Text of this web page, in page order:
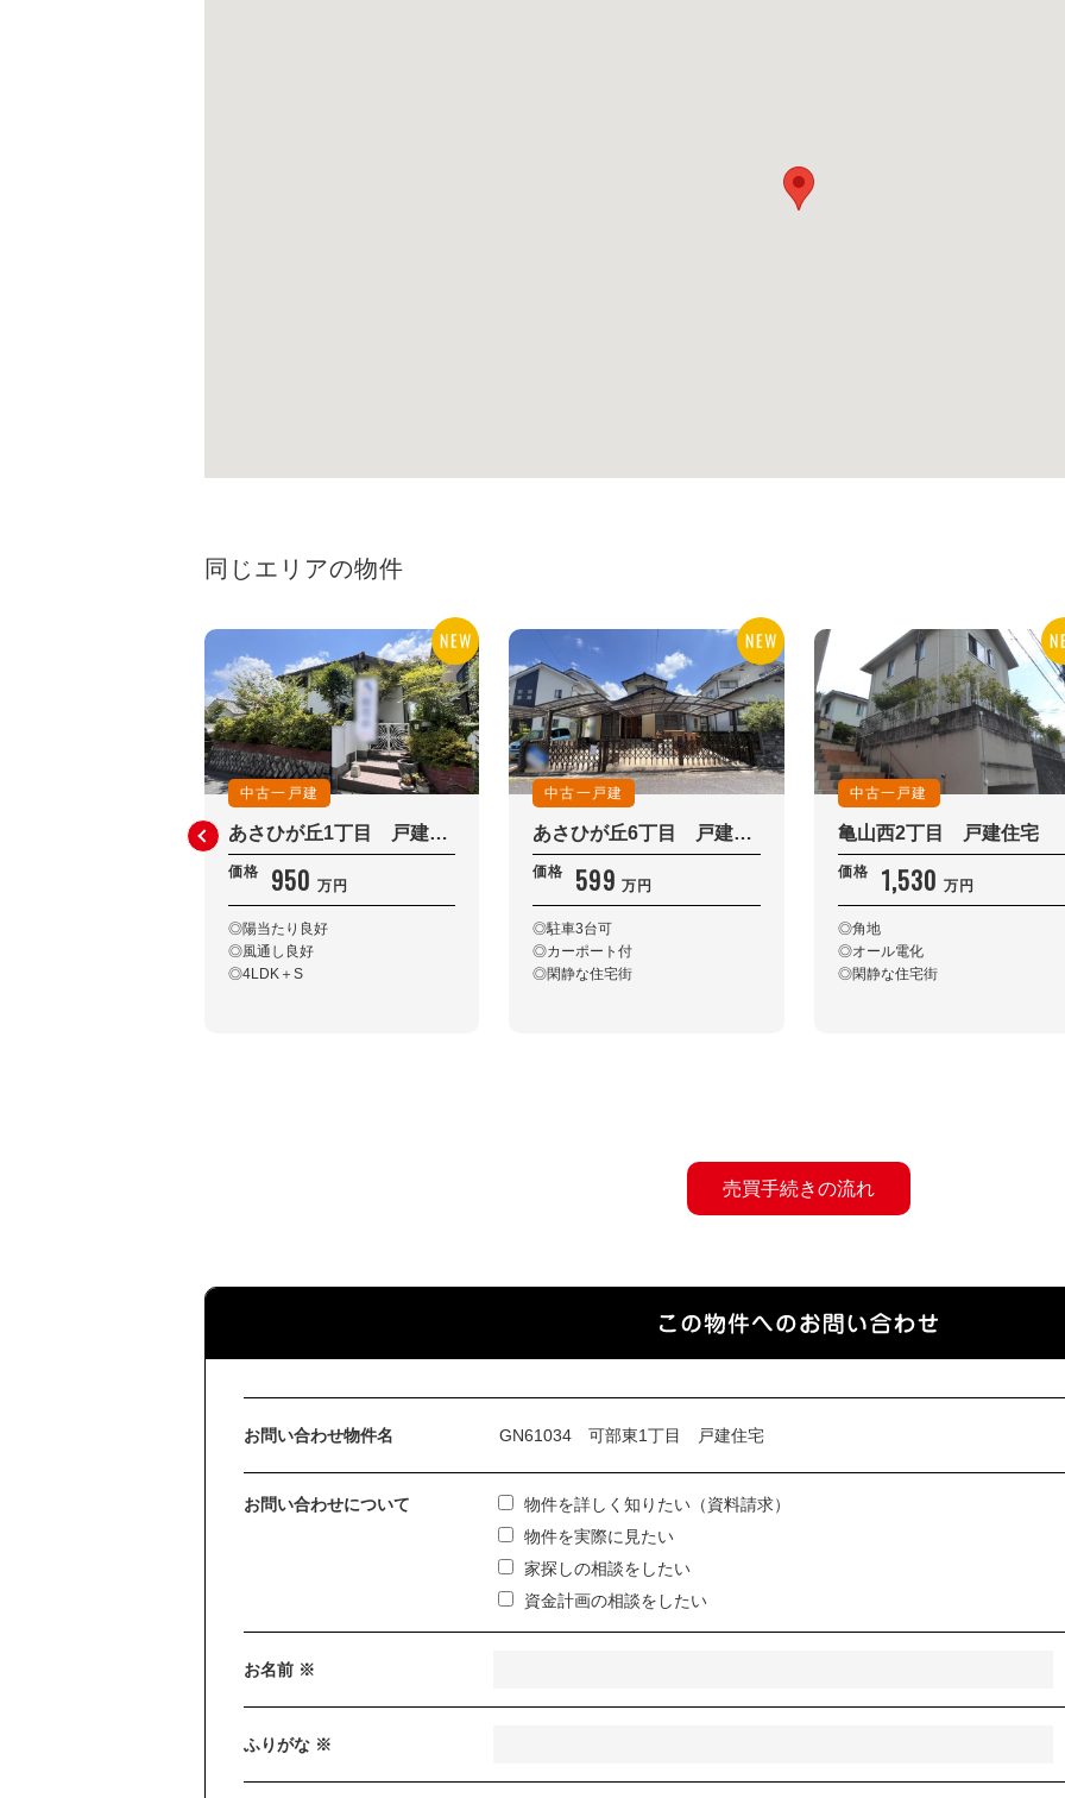
同じエリアの物件
中古一戸建
あさひが丘1丁目 戸建住宅
価格 950 万円
◎陽当たり良好
◎風通し良好
◎4LDK＋S
中古一戸建
あさひが丘6丁目 戸建住宅
価格 599 万円
◎駐車3台可
◎カーポート付
◎閑静な住宅街
中古一戸建
亀山西2丁目 戸建住宅
価格 1,530 万円
◎角地
◎オール電化
◎閑静な住宅街
売買手続きの流れ
お問い合わせ物件名
お問い合わせについて
物件を詳しく知りたい（資料請求）
物件を実際に見たい
家探しの相談をしたい
資金計画の相談をしたい
お名前 ※
ふりがな ※